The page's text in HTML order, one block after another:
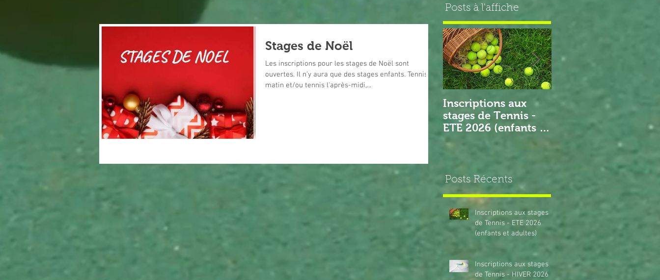
Posts à l'affiche
Stages de Noël
Les inscriptions pour les stages de Noël sont
ouvertes. Il n’y aura que des stages enfants. Tennis le
matin et/ou tennis l'après-midi,...
Inscriptions aux
stages de Tennis -
ETE 2026 (enfants et
adultes)
Nouveau Président
Posts Récents
Inscriptions aux stages
de Tennis - ETE 2026
(enfants et adultes)
Inscriptions aux stages
de Tennis - HIVER 2026